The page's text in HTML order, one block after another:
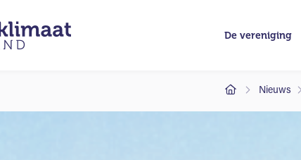
De vereniging
Nieuws